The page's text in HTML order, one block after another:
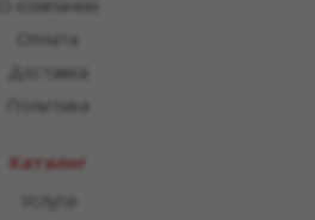
О компании
Оплата
Доставка
Политика
Каталог
Услуги